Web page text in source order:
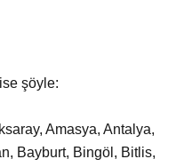
şöyle:
Amasya, Antalya,
Bayburt, Bingöl, Bitlis,